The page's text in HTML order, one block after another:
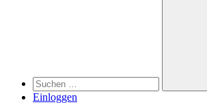
Einloggen